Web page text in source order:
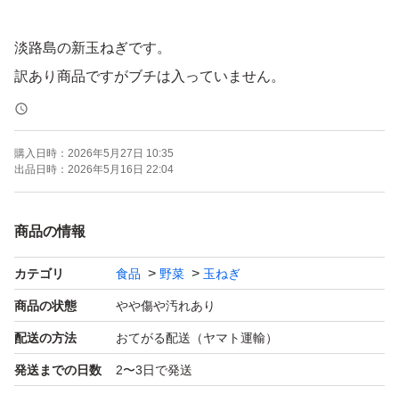
淡路島の新玉ねぎです。
訳あり商品ですがブチは入っていません。
変形、双子、キズ、小玉、シワなどサイズは色々です。
人気の品種七宝はスライスして生で召し上がって頂いても
フレッシュです！
玉ねぎは発送中に傷んでしまう恐れがあります。到着後は
風通しの良い涼しい場所で保管しなるべくお早めにお召し
上がり下さい。
購入日時： 2026年5月27日 10:35
出品日時： 2026年5月16日 22:04
商品の情報
カテゴリ 食品 野菜 玉ねぎ
商品の状態 やや傷や汚れあり
配送の方法 おてがる配送（ヤマト運輸）
発送までの日数 2〜3日で発送